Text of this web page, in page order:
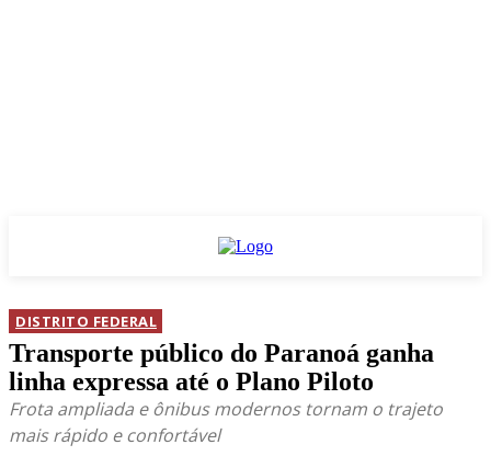
DISTRITO FEDERAL
Transporte público do Paranoá ganha
linha expressa até o Plano Piloto
Frota ampliada e ônibus modernos tornam o trajeto
mais rápido e confortável